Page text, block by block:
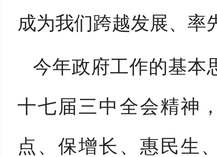
成为我们跨越发展、率
今年政府工作的基本
十七届三中全会精神
点、保增长、惠民生